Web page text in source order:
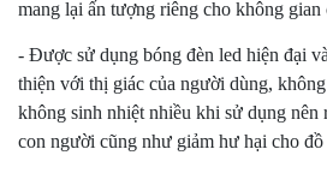
mang lại ấn tượng riêng cho không gian
- Được sử dụng bóng đèn led hiện đại
thiện với thị giác của người dùng,
không sinh nhiệt nhiều khi sử dụng nên
con người cũng như giảm hư hại cho đồ